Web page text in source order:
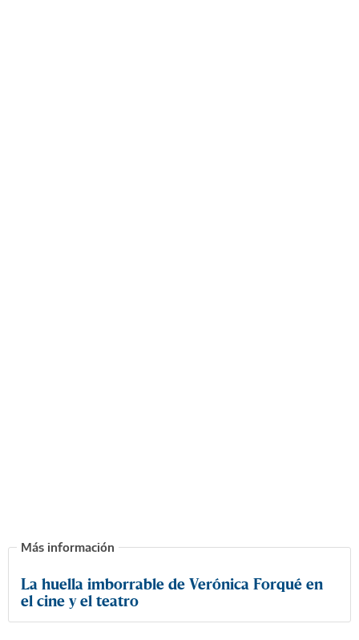
La huella imborrable de Verónica Forqué en
el cine y el teatro